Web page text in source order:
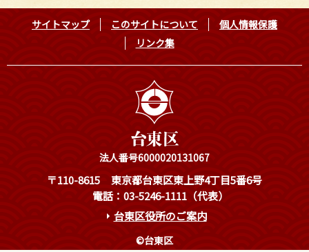
サイトマップ このサイトについて
個人情報保護
リンク集
法人番号6000020131067
〒110-8615
東京都台東区東上野4丁目5番6号
電話：03-5246-1111（代表）
台東区役所のご案内
©台東区